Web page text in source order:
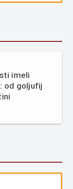
imeli
od goljufij